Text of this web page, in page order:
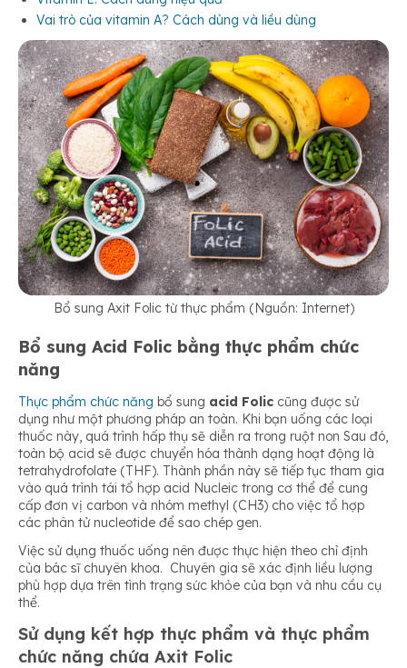
Vai trò của vitamin A? Cách dùng và liều dùng
Bổ sung Axit Folic từ thực phẩm (Nguồn: Internet)
Bổ sung Acid Folic bằng thực phẩm chức
năng
Thực phẩm chức năng bổ sung acid Folic cũng được sử
dụng như một phương pháp an toàn. Khi bạn uống các loại
thuốc này, quá trình hấp thụ sẽ diễn ra trong ruột non Sau đó,
toàn bộ acid sẽ được chuyển hóa thành dạng hoạt động là
tetrahydrofolate (THF). Thành phần này sẽ tiếp tục tham gia
vào quá trình tái tổ hợp acid Nucleic trong cơ thể để cung
cấp đơn vị carbon và nhóm methyl (CH3) cho việc tổ hợp
các phân tử nucleotide để sao chép gen.
Việc sử dụng thuốc uống nên được thực hiện theo chỉ định
của bác sĩ chuyên khoa. Chuyên gia sẽ xác định liều lượng
phù hợp dựa trên tình trạng sức khỏe của bạn và nhu cầu cụ
thể.
Sử dụng kết hợp thực phẩm và thực phẩm
chức năng chứa Axit Folic